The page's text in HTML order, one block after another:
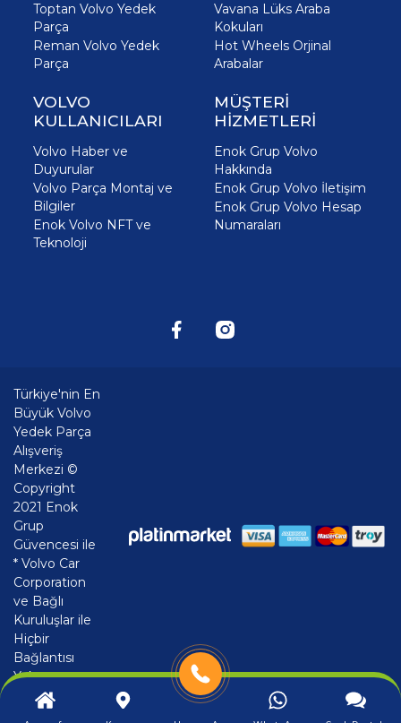
Toptan Volvo Yedek
Parça
Reman Volvo Yedek
Parça
Vavana Lüks Araba
Kokuları
Hot Wheels Orjinal
Arabalar
VOLVO
KULLANICILARI
Volvo Haber ve
Duyurular
Volvo Parça Montaj ve
Bilgiler
Enok Volvo NFT ve
Teknoloji
MÜŞTERİ
HİZMETLERİ
Enok Grup Volvo
Hakkında
Enok Grup Volvo İletişim
Enok Grup Volvo Hesap
Numaraları
Türkiye'nin En
Büyük Volvo
Yedek Parça
Alışveriş
Merkezi ©
Copyright
2021 Enok
Grup
Güvencesi ile
* Volvo Car
Corporation
ve Bağlı
Kuruluşlar ile
Hiçbir
Bağlantısı
Yoktur